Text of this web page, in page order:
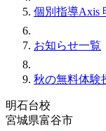
個別指導Axis
お知らせ一覧
秋の無料体験
明石台校
宮城県富谷市